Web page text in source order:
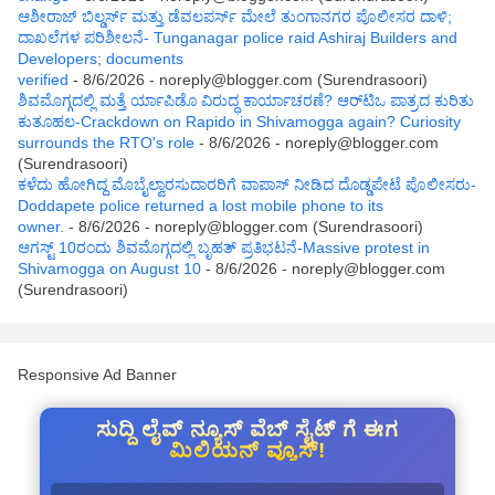
ಆಶೀರಾಜ್ ಬಿಲ್ಡರ್ಸ್ ಮತ್ತು ಡೆವಲಪರ್ಸ್ ಮೇಲೆ ತುಂಗಾನಗರ ಪೊಲೀಸರ ದಾಳಿ;
ದಾಖಲೆಗಳ ಪರಿಶೀಲನೆ- Tunganagar police raid Ashiraj Builders and
Developers; documents
verified - 8/6/2026 - noreply@blogger.com (Surendrasoori)
ಶಿವಮೊಗ್ಗದಲ್ಲಿ ಮತ್ತೆ ರ್ಯಾಪಿಡೊ ವಿರುದ್ಧ ಕಾರ್ಯಾಚರಣೆ? ಆರ್‌ಟಿಒ ಪಾತ್ರದ ಕುರಿತು
ಕುತೂಹಲ-Crackdown on Rapido in Shivamogga again? Curiosity
surrounds the RTO's role - 8/6/2026 - noreply@blogger.com
(Surendrasoori)
ಕಳೆದು ಹೋಗಿದ್ದ ಮೊಬೈಲ್ವಾರಸುದಾರರಿಗೆ ವಾಪಾಸ್ ನೀಡಿದ ದೊಡ್ಡಪೇಟೆ ಪೊಲೀಸರು-
Doddapete police returned a lost mobile phone to its
owner. - 8/6/2026 - noreply@blogger.com (Surendrasoori)
ಆಗಸ್ಟ್‌ 10ರಂದು ಶಿವಮೊಗ್ಗದಲ್ಲಿ ಬೃಹತ್ ಪ್ರತಿಭಟನೆ-Massive protest in
Shivamogga on August 10 - 8/6/2026 - noreply@blogger.com
(Surendrasoori)
Responsive Ad Banner
ಸುದ್ದಿ ಲೈವ್ ನ್ಯೂಸ್ ವೆಬ್ ಸೈಟ್ ಗೆ ಈಗ
ಮಿಲಿಯನ್ ವ್ಯೂಸ್!